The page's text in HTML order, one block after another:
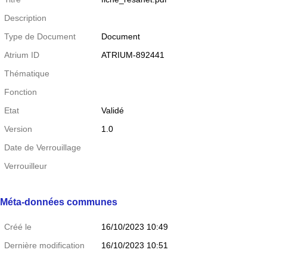
Description
Type de Document Document
Atrium ID ATRIUM-892441
Thématique
Fonction
Etat Validé
Version 1.0
Date de Verrouillage
Verrouilleur
Méta-données communes
Créé le 16/10/2023 10:49
Dernière modification 16/10/2023 10:51